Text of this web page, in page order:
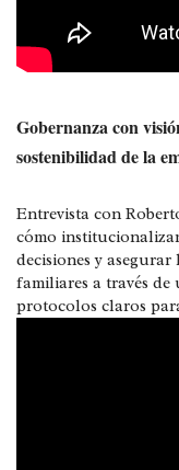
Gobernanza con
sostenibilidad de la
Entrevista con
cómo
decisiones y
familiares a través
protocolos claros